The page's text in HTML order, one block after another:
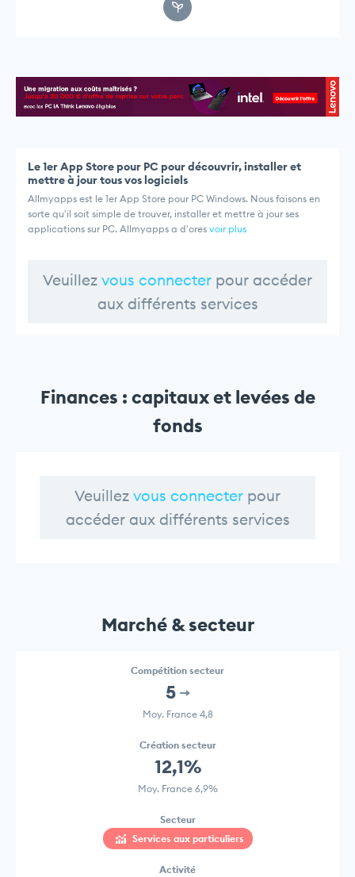
Le 1er App Store pour PC pour découvrir, installer et
mettre à jour tous vos logiciels
Allmyapps est le 1er App Store pour PC Windows. Nous faisons en
sorte qu'il soit simple de trouver, installer et mettre à jour ses
applications sur PC. Allmyapps a d'ores voir plus
Veuillez vous connecter pour accéder
aux différents services
Finances : capitaux et levées de
fonds
Veuillez vous connecter pour
accéder aux différents services
Marché & secteur
Compétition secteur
5
Moy. France 4,8
Création secteur
12,1%
Moy. France 6,9%
Secteur
Services aux particuliers
Activité